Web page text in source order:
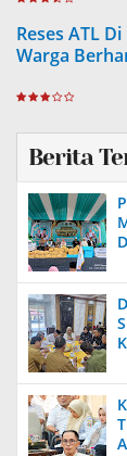
Reses ATL
Warga
Berita